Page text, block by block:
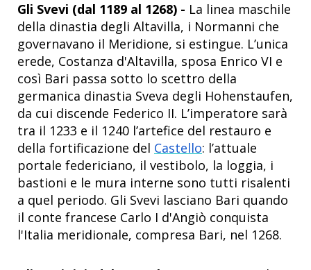
Gli Svevi (dal 1189 al 1268) - La linea maschile
della dinastia degli Altavilla, i Normanni che
governavano il Meridione, si estingue. L’unica
erede, Costanza d'Altavilla, sposa Enrico VI e
così Bari passa sotto lo scettro della
germanica dinastia Sveva degli Hohenstaufen,
da cui discende Federico II. L’imperatore sarà
tra il 1233 e il 1240 l’artefice del restauro e
della fortificazione del Castello: l’attuale
portale federiciano, il vestibolo, la loggia, i
bastioni e le mura interne sono tutti risalenti
a quel periodo. Gli Svevi lasciano Bari quando
il conte francese Carlo I d'Angiò conquista
l'Italia meridionale, compresa Bari, nel 1268.